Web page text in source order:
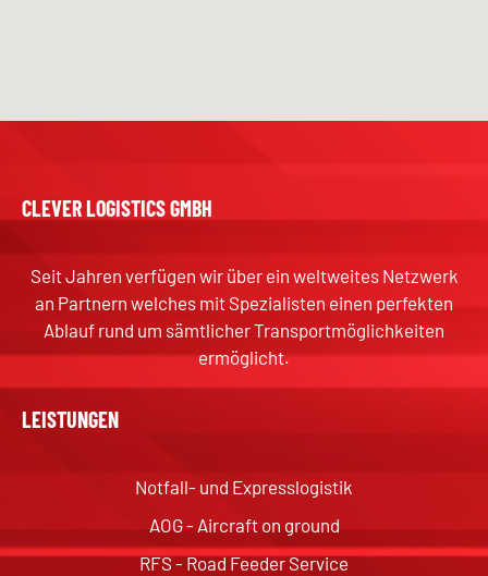
CLEVER LOGISTICS GMBH
Seit Jahren verfügen wir über ein weltweites Netzwerk
an Partnern welches mit Spezialisten einen perfekten
Ablauf rund um sämtlicher Transportmöglichkeiten
ermöglicht.
LEISTUNGEN
Notfall- und Expresslogistik
AOG - Aircraft on ground
RFS - Road Feeder Service